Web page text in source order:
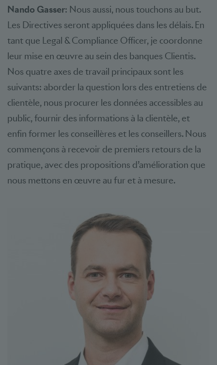
Nando Gasser: Nous aussi, nous touchons au but.
Les Directives seront appliquées dans les délais. En
tant que Legal & Compliance Officer, je coordonne
leur mise en œuvre au sein des banques Clientis.
Nos quatre axes de travail principaux sont les
suivants: aborder la question lors des entretiens de
clientèle, nous procurer les données accessibles au
public, fournir des informations à la clientèle, et
enfin former les conseillères et les conseillers. Nous
commençons à recevoir de premiers retours de la
pratique, avec des propositions d’amélioration que
nous mettons en œuvre au fur et à mesure.